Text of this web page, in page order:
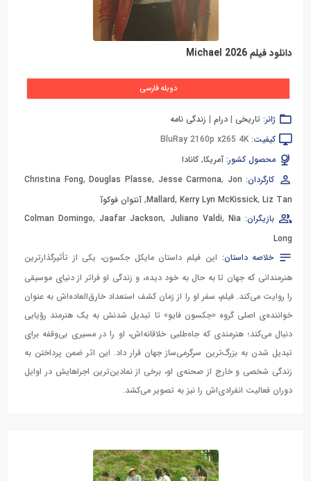
دانلود فیلم Michael 2026
دوبله فارسی
ژانر: تاریخی | درام | زندگی نامه
کیفیت: BluRay 2160p x265 4K
محصول کشور: آمریکا, کانادا
کارگردان:
Christina Fong,Douglas Plasse, Jesse Carmona, Jon
Mallard, Kerry Lyn McKissick, Liz Tan
, آنتوان فوکوآ
بازیگران:
Colman Domingo,Jaafar Jackson, Juliano Valdi, Nia
Long
خلاصه داستان: این فیلم داستان مایکل جکسون، یکی از تأثیرگذارترین
هنرمندانی که جهان تا به حال به خود دیده، و زندگی او فراتر از دنیای موسیقی
را روایت می‌کند. فیلم، سفر او را از زمان کشف استعداد خارق‌العاده‌اش به عنوان
خواننده‌ی اصلی گروه «جکسون فایو» تا تبدیل شدنش به یک هنرمند رؤیایی
دنبال می‌کند؛ هنرمندی که جاه‌طلبی خلاقانه‌اش، او را در مسیری بی‌وقفه برای
تبدیل شدن به بزرگ‌ترین سرگرمی‌ساز جهان قرار داد. این اثر ضمن پرداختن به
زندگی شخصی و خارج از صحنه‌ی او، برخی از نمادین‌ترین اجراهایش در اوایل
دوران فعالیت انفرادی‌اش را نیز به تصویر می‌کشد.